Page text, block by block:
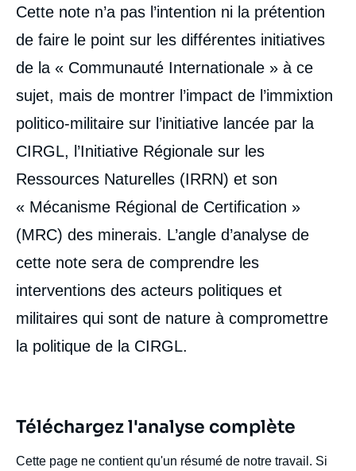
Cette note n’a pas l’intention ni la prétention
de faire le point sur les différentes initiatives
de la « Communauté Internationale » à ce
sujet, mais de montrer l’impact de l’immixtion
politico-militaire sur l’initiative lancée par la
CIRGL, l’Initiative Régionale sur les
Ressources Naturelles (IRRN) et son
« Mécanisme Régional de Certification »
(MRC) des minerais. L’angle d’analyse de
cette note sera de comprendre les
interventions des acteurs politiques et
militaires qui sont de nature à compromettre
la politique de la CIRGL.
Téléchargez l'analyse complète
Cette page ne contient qu'un résumé de notre travail. Si